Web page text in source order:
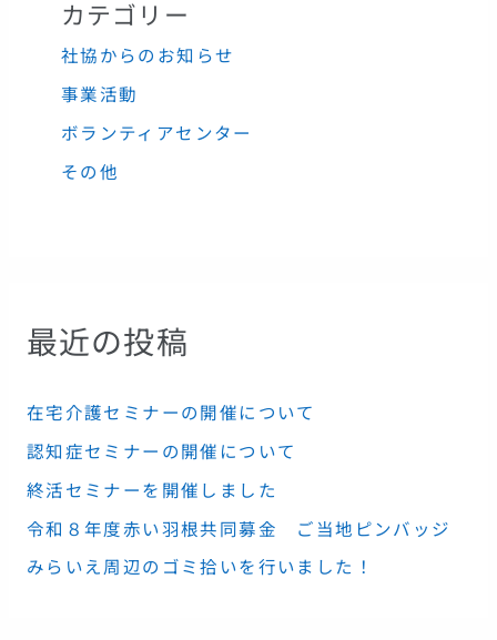
カテゴリー
社協からのお知らせ
事業活動
ボランティアセンター
その他
最近の投稿
在宅介護セミナーの開催について
認知症セミナーの開催について
終活セミナーを開催しました
令和８年度赤い羽根共同募金 ご当地ピンバッジ
みらいえ周辺のゴミ拾いを行いました！